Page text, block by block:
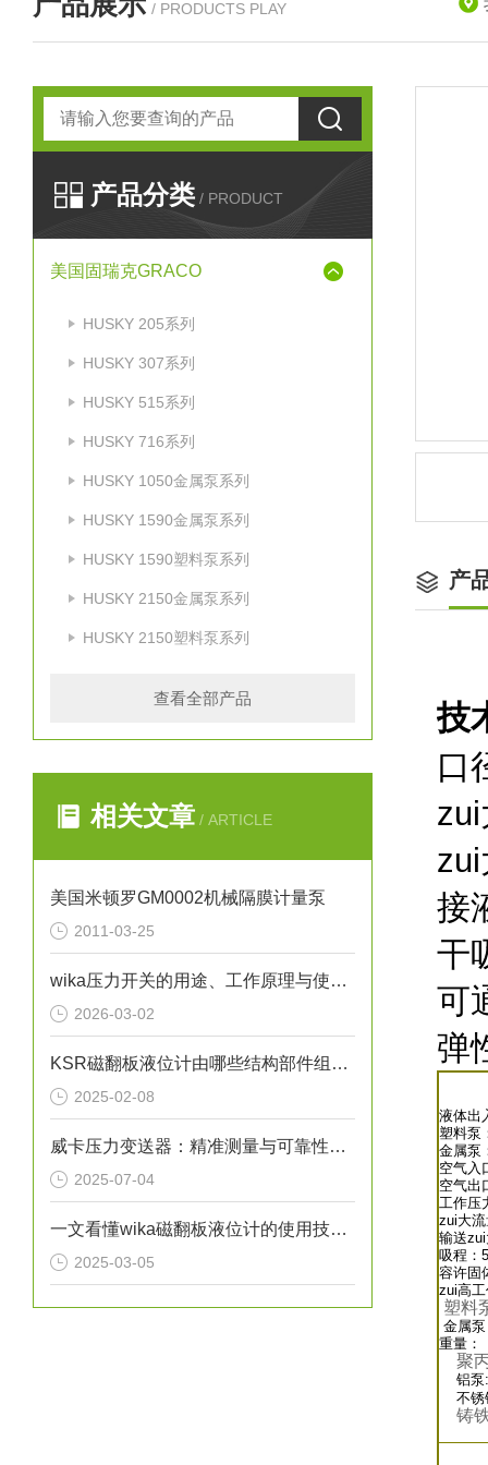
/ PRODUCTS PLAY
产品分类 / PRODUCT
美国固瑞克GRACO
HUSKY 205系列
HUSKY 307系列
HUSKY 515系列
HUSKY 716系列
HUSKY 1050金属泵系列
HUSKY 1590金属泵系列
HUSKY 1590塑料泵系列
HUSKY 2150金属泵系列
HUSKY 2150塑料泵系列
查看全部产品
相关文章 / ARTICLE
美国米顿罗GM0002机械隔膜计量泵
2011-03-25
wika压力开关的用途、工作原理与使用注意事项
2026-03-02
KSR磁翻板液位计由哪些结构部件组成呢？
2025-02-08
威卡压力变送器：精准测量与可靠性的象征
2025-07-04
一文看懂wika磁翻板液位计的使用技巧有哪些
2025-03-05
产
技
口
接
干
可
弹
液体出
塑料泵
金属泵
空气入
空气出
工作压
zui大
输送
吸程：
容许固
zui高
塑料
金属
重量：
聚
铝泵
不锈
铸